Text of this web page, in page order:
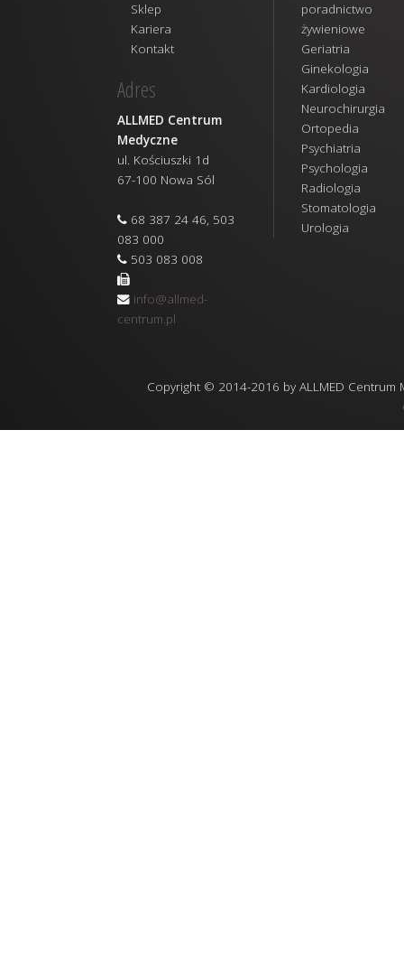
Sklep
Kariera
Kontakt
Adres
ALLMED Centrum
Medyczne
ul. Kościuszki 1d
67-100 Nowa Sól
68 387 24 46, 503
083 000
503 083 008
info@allmed-
centrum.pl
poradnictwo
żywieniowe
Geriatria
Ginekologia
Kardiologia
Neurochirurgia
Ortopedia
Psychiatria
Psychologia
Radiologia
Stomatologia
Urologia
Copyright © 2014-2016 by ALLMED